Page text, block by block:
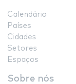
Calendário
Países
Cidades
Setores
Espaços
Sobre nós